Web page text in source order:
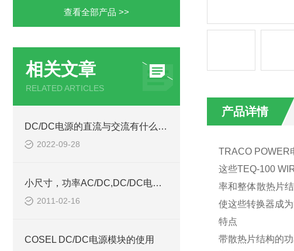
查看全部产品 >>
相关文章
RELATED ARTICLES
DC/DC电源的直流与交流有什么区别
2022-09-28
小尺寸，功率AC/DC,DC/DC电源模块西安浩南电子
2011-02-16
COSEL DC/DC电源模块的使用
产品详情
TRACO POWER
这些TEQ-100
率和整体散热片
使这些转换器成
特点
带散热片结构的